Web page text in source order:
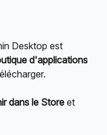
Desktop est
d'applications
dans le Store et